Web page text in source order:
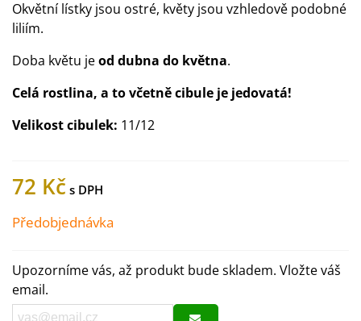
Okvětní lístky jsou ostré, květy jsou vzhledově podobné
liliím.
Doba květu jeod dubna do května.
Celá rostlina, a to včetně cibule je jedovatá!
Velikost cibulek: 11/12
72 Kč
Předobjednávka
Upozorníme vás, až produkt bude skladem. Vložte váš
email.